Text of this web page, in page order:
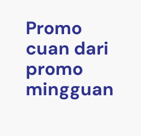
Promo
cuan dari
promo
mingguan